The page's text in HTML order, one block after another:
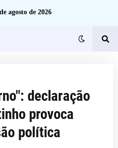
agosto de 2026
declaração
provoca
política